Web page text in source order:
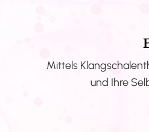
Mittels
und Ihre